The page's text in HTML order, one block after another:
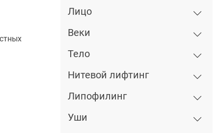
Лицо
Веки
Тело
Нитевой лифтинг
Липофилинг
Уши